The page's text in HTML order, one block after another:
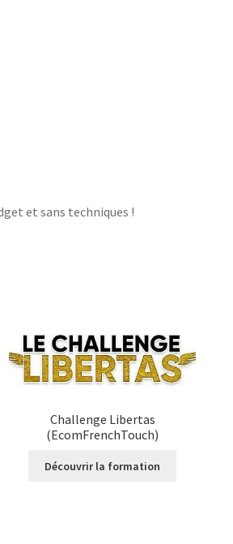
et sans techniques !
Challenge Libertas
(EcomFrenchTouch)
Découvrir la formation